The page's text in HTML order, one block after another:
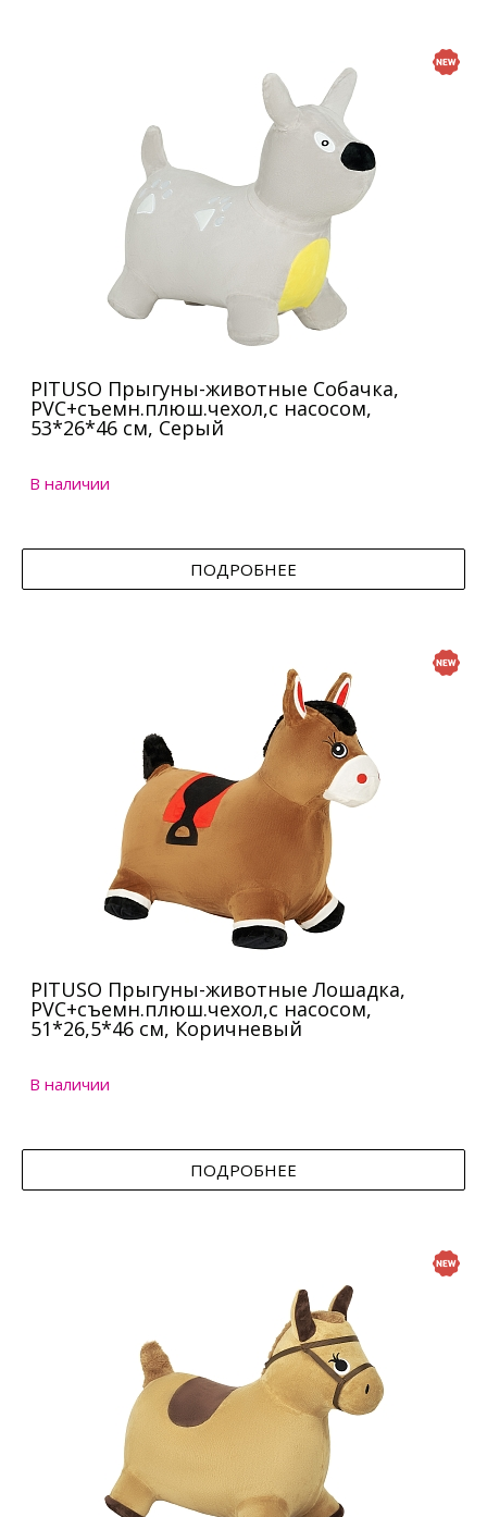
PITUSO Прыгуны-животные Собачка,
PVC+съемн.плюш.чехол,с насосом,
53*26*46 см, Серый
В наличии
ПОДРОБНЕЕ
PITUSO Прыгуны-животные Лошадка,
PVC+съемн.плюш.чехол,с насосом,
51*26,5*46 см, Коричневый
В наличии
ПОДРОБНЕЕ